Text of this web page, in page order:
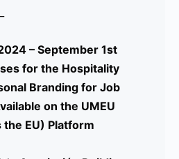
– September 1st
for the Hospitality
Branding for Job
on the UMEU
EU) Platform
dirigido a la
de
y a ayudar a cerrar